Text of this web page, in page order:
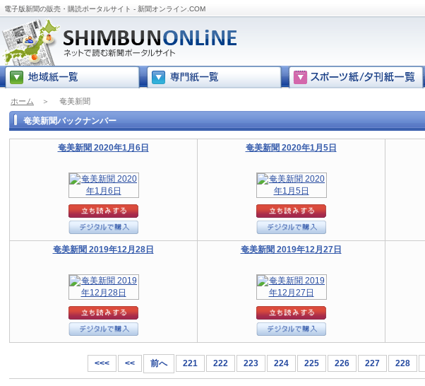
電子版新聞の販売・購読ポータルサイト - 新聞オンライン.COM
ホーム ＞ 奄美新聞
奄美新聞バックナンバー
奄美新聞 2020年1月6日 奄美新聞 2020年1月5日
奄美新聞 2019年12月28日 奄美新聞 2019年12月27日
<<< << 前へ 221 222 223 224 225 226 227 228